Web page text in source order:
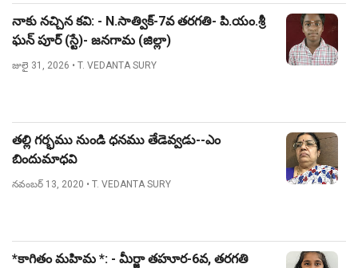
నాకు నచ్చిన కవి: - N.సాత్విక్-7వ తరగతి- పి.యం.శ్రీ
ఘన్ పూర్ (స్టే)- జనగామ (జిల్లా)
జులై 31, 2026 • T. VEDANTA SURY
తల్లి గర్భము నుండి ధనము తేడెవ్వడు--ఎం
బిందుమాధవి
నవంబర్ 13, 2020 • T. VEDANTA SURY
*కాగితం మహిమ *: - మీర్జా తహూర-6వ, తరగతి